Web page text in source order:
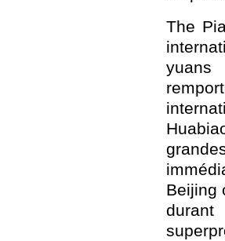
The
yuans
Beijing